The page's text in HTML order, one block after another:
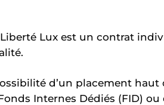
Lux est un contrat
d’un placement
Internes Dédiés (FID) ou